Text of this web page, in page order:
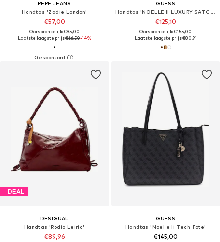
PEPE JEANS
Handtas 'Zadie London'
€57,00
Oorspronkelijk: €95,00
Laatste laagste prijs:€66,50-14%
GUESS
Handtas 'NOELLE II LUXURY SATCHEL'
€125,10
Oorspronkelijk: €155,00
Laatste laagste prijs:€80,91
DEAL
DESIGUAL
Handtas 'Rodio Leiria'
€89,96
GUESS
Handtas 'Noelle Ii Tech Tote'
€145,00